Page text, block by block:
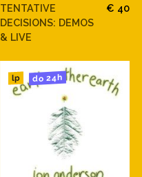
TENTATIVE
DECISIONS: DEMOS
& LIVE
€ 40
lp do 24h